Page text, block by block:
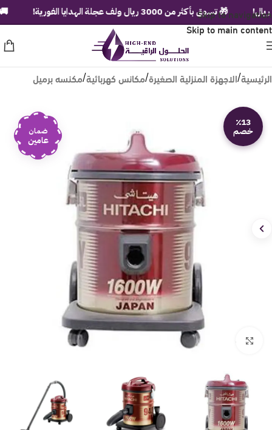
Skip to navigation
Skip to main content
الرئيسية/الاجهزة المنزلية الصغيرة/مكانس كهربائية/مكنسه برميل
٪13
خصم ضمان
عامين
Click to enlarge
🎁 تسوق بأكثر من 3000 ريال ولف عجلة الهدايا الفورية! 🚚